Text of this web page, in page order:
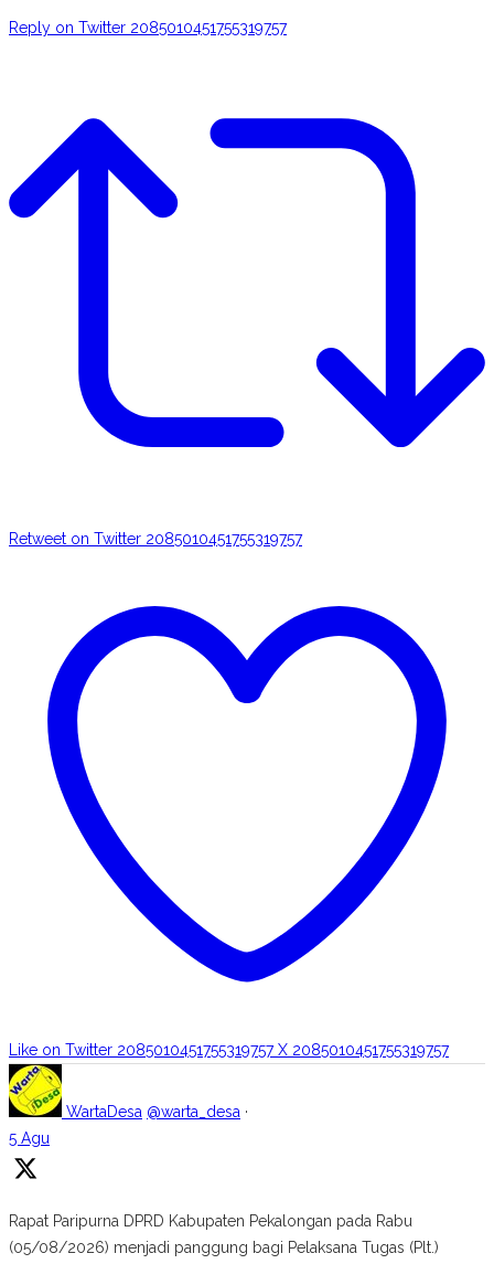
Reply on Twitter 2085010451755319757
Retweet on Twitter 2085010451755319757
Like on Twitter 2085010451755319757 X 2085010451755319757
WartaDesa @warta_desa ·
5 Agu
Rapat Paripurna DPRD Kabupaten Pekalongan pada Rabu
(05/08/2026) menjadi panggung bagi Pelaksana Tugas (Plt.)